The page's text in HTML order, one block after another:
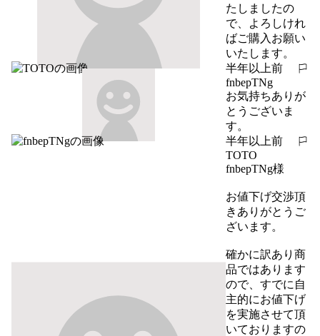
たしましたの
で、よろしけれ
ばご購入お願い
いたします。
半年以上前
報告する
fnbepTNg
お気持ちありが
とうございま
す。
半年以上前
報告する
TOTO
fnbepTNg様
お値下げ交渉頂
きありがとうご
ざいます。
確かに訳あり商
品ではあります
ので、すでに自
主的にお値下げ
を実施させて頂
いておりますの